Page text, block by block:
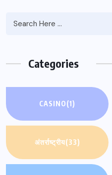
Categories
CASINO(1)
अंतर्राष्ट्रीय(33)